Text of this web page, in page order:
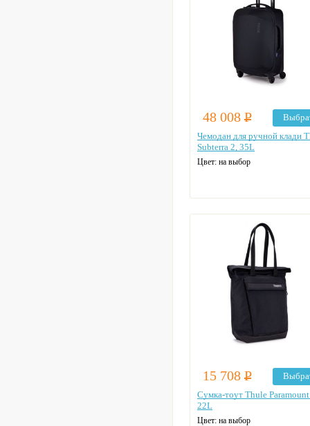
48 008 Р
Чемодан для ручной клади
Subterra 2, 35L
Цвет: на выбор
15 708 Р
Сумка-тоут Thule
22L
Цвет: на выбор